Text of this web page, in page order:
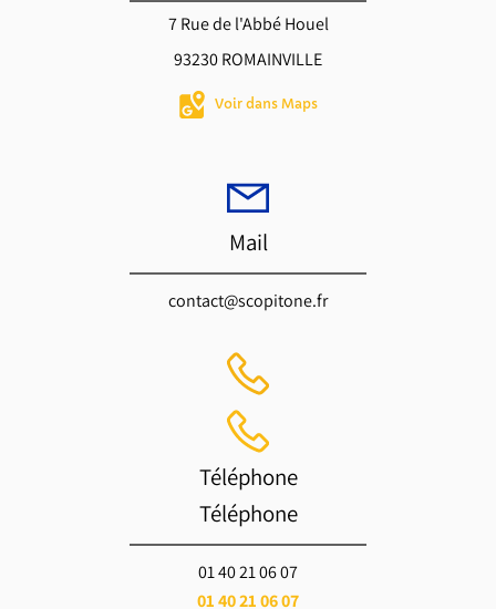
7 Rue de l'Abbé Houel
93230 ROMAINVILLE
Voir dans Maps
Mail
contact@scopitone.fr
Téléphone
Téléphone
01 40 21 06 07
01 40 21 06 07